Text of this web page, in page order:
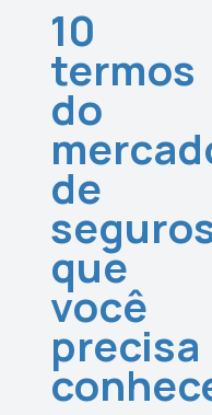
10
termos
do
de
que
você
precisa